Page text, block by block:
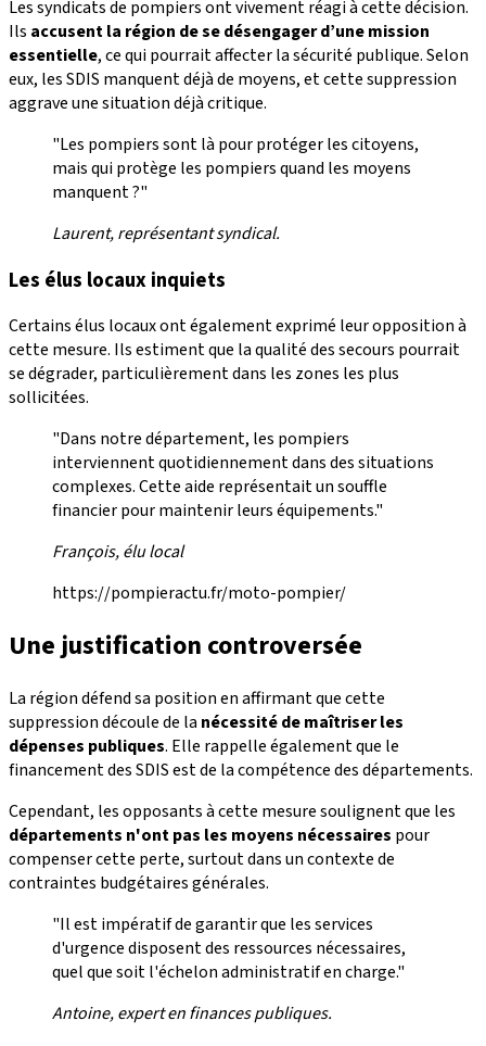
Les syndicats de pompiers ont vivement réagi à cette décision.
Ils accusent la région de se désengager d’une mission
essentielle, ce qui pourrait affecter la sécurité publique. Selon
eux, les SDIS manquent déjà de moyens, et cette suppression
aggrave une situation déjà critique.
"Les pompiers sont là pour protéger les citoyens,
mais qui protège les pompiers quand les moyens
manquent ?"
Laurent, représentant syndical.
Les élus locaux inquiets
Certains élus locaux ont également exprimé leur opposition à
cette mesure. Ils estiment que la qualité des secours pourrait
se dégrader, particulièrement dans les zones les plus
sollicitées.
"Dans notre département, les pompiers
interviennent quotidiennement dans des situations
complexes. Cette aide représentait un souffle
financier pour maintenir leurs équipements."
François, élu local
https://pompieractu.fr/moto-pompier/
Une justification controversée
La région défend sa position en affirmant que cette
suppression découle de la nécessité de maîtriser les
dépenses publiques. Elle rappelle également que le
financement des SDIS est de la compétence des départements.
Cependant, les opposants à cette mesure soulignent que les
départements n'ont pas les moyens nécessaires pour
compenser cette perte, surtout dans un contexte de
contraintes budgétaires générales.
"Il est impératif de garantir que les services
d'urgence disposent des ressources nécessaires,
quel que soit l'échelon administratif en charge."
Antoine, expert en finances publiques.